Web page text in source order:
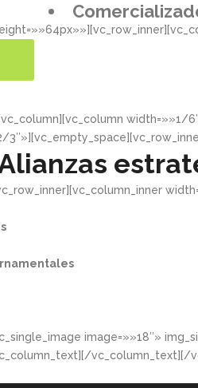
image=»»18″»
vc_column_text][/